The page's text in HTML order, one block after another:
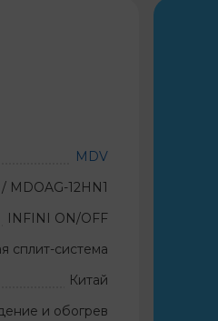
MDV
MDOAG-12HN1
INFINI ON/OFF
сплит-система
Китай
и обогрев